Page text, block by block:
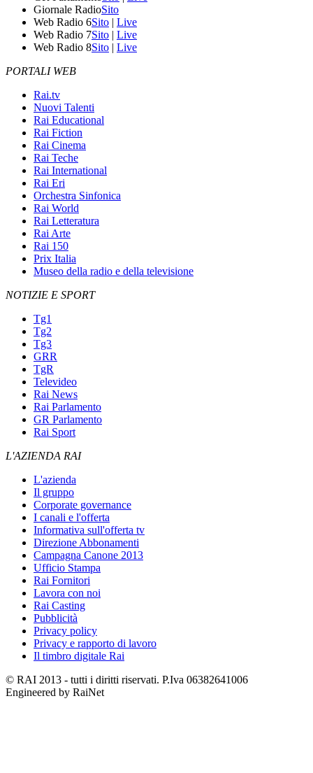
Giornale RadioSito
Web Radio 6Sito | Live
Web Radio 7Sito | Live
Web Radio 8Sito | Live
PORTALI WEB
Rai.tv
Nuovi Talenti
Rai Educational
Rai Fiction
Rai Cinema
Rai Teche
Rai International
Rai Eri
Orchestra Sinfonica
Rai World
Rai Letteratura
Rai Arte
Rai 150
Prix Italia
Museo della radio e della televisione
NOTIZIE E SPORT
Tg1
Tg2
Tg3
GRR
TgR
Televideo
Rai News
Rai Parlamento
GR Parlamento
Rai Sport
L'AZIENDA RAI
L'azienda
Il gruppo
Corporate governance
I canali e l'offerta
Informativa sull'offerta tv
Direzione Abbonamenti
Campagna Canone 2013
Ufficio Stampa
Rai Fornitori
Lavora con noi
Rai Casting
Pubblicità
Privacy policy
Privacy e rapporto di lavoro
Il timbro digitale Rai
© RAI 2013 - tutti i diritti riservati. P.Iva 06382641006
Engineered by RaiNet